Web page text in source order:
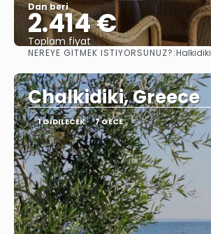
Dan beri
2.414 €
Toplam fiyat
Görüntüle
NEREYE GITMEK ISTIYORSUNUZ?:Halkidiki
Chalkidiki, Greece
1 GIDILECEK 7 GECE